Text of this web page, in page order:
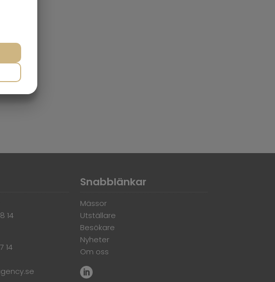
14
14
Snabblänkar
Mässor
Utställare
Besökare
Nyheter
Om oss